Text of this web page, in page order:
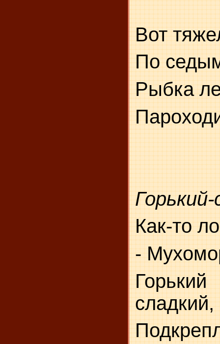
Вот
По
Рыбка
Как-то
-
сладкий,